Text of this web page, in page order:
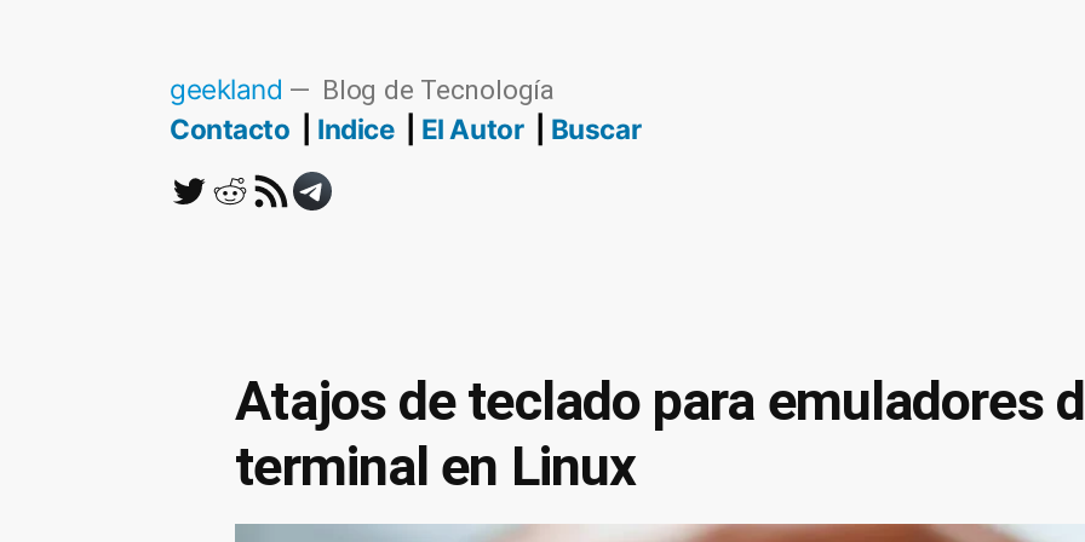
geekland Blog de Tecnología
Contacto Indice El Autor Buscar
TwitterReddit
RSSTelegram
Atajos de teclado para emuladores
terminal en Linux